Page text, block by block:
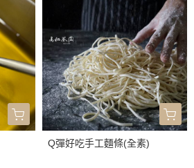
Q彈好吃手工麵條(全素)